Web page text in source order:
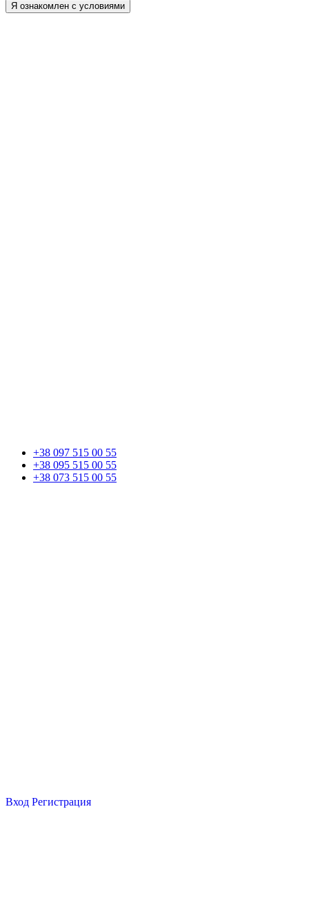
Я ознакомлен с условиями
+38 097 515 00 55
+38 095 515 00 55
+38 073 515 00 55
Вход Регистрация